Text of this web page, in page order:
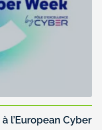
l’European Cyber